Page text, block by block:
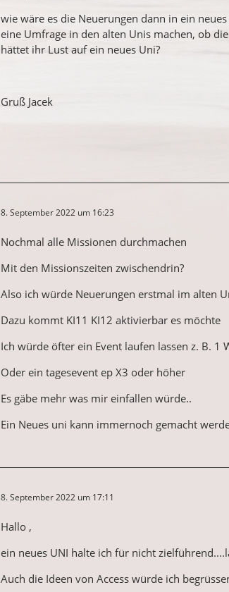
wie wäre es die Neuerungen dann in ein
eine Umfrage in den alten Unis machen, ob
hättet ihr Lust auf ein neues Uni?
Gruß Jacek
8. September 2022 um 16:23
Nochmal alle Missionen durchmachen
Mit den Missionszeiten zwischendrin?
Also ich würde Neuerungen erstmal im alten
Dazu kommt KI11 KI12 aktivierbar es möchte
Ich würde öfter ein Event laufen lassen z. B. 1
Oder ein tagesevent ep X3 oder höher
Es gäbe mehr was mir einfallen würde..
Ein Neues uni kann immernoch gemacht
8. September 2022 um 17:11
Hallo ,
ein neues UNI halte ich für nicht
Auch die Ideen von Access würde ich